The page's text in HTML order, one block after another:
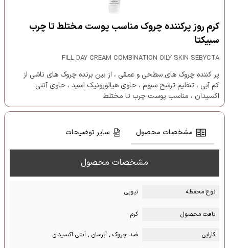
کرم روز پرکننده چروک مناسب پوست مختلط تا چرب
سبیکتا
FILL DAY CREAM COMBINATION OILY SKIN SEBYCTA
پر کننده چروک های سطحی و عمقی ، از بین برنده چروک های ناشی از
کم آبی ، تنظیم ترشح سبوم ، حاوی هیالورونیک اسید ، حاوی آنتی
اکسیدان ، مناسب پوست چرب تا مختلط
مشخصات محصول سایر توضیحات
مشخصات محصول
نوع محفظه تیوپی
بافت محصول کرم
کارایی ضد چروک , آبرسان , آنتی اکسیدان